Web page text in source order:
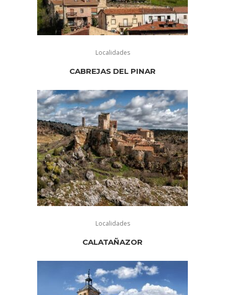
Localidades
CABREJAS DEL PINAR
Localidades
CALATAÑAZOR